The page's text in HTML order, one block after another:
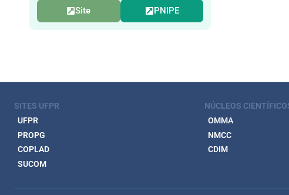
Site PNIPE
SITES UFPR
UFPR
PROPG
COPLAD
SUCOM
NÚCLEOS
OMMA
NMCC
CDIM